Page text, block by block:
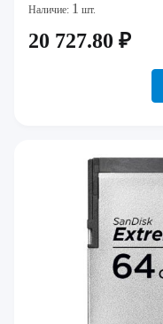
Наличие: 1 шт.
20 727.80 ₽